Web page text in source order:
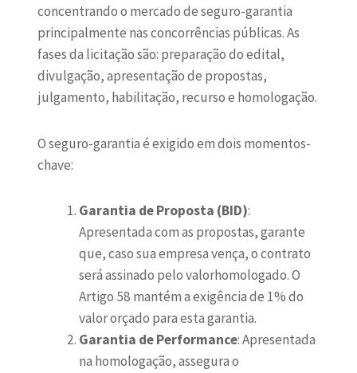
concentrando o mercado de seguro-garantia
principalmente nas concorrências públicas. As
fases da licitação são: preparação do edital,
divulgação, apresentação de propostas,
julgamento, habilitação, recurso e homologação.
O seguro-garantia é exigido em dois momentos-
chave:
Garantia de Proposta (BID):
Apresentada com as propostas, garante
que, caso sua empresa vença, o contrato
será assinado pelo valorhomologado. O
Artigo 58 mantém a exigência de 1% do
valor orçado para esta garantia.
Garantia de Performance: Apresentada
na homologação, assegura o